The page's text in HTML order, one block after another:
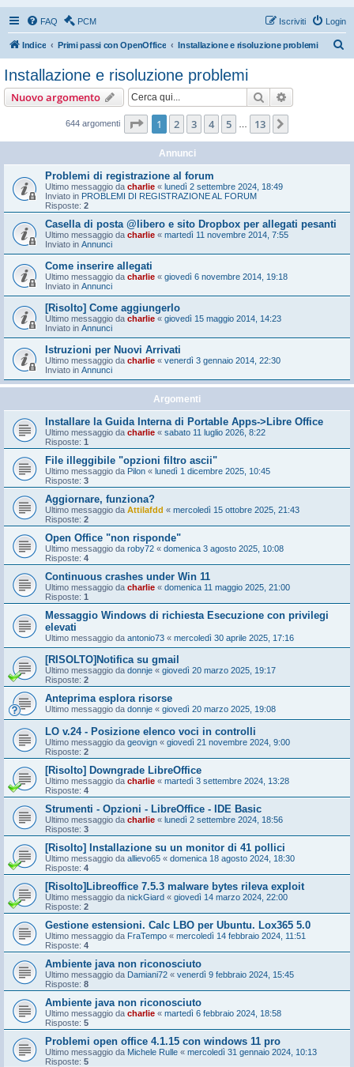
FAQ PCM Login
Iscriviti
Indice Primi passi con OpenOffice Installazione e risoluzione problemi
Installazione e risoluzione problemi
Nuovo argomento Cerca
644 argomenti Pagina di 13
1 2 3 4 5 13
Annunci
Problemi di registrazione al forum
Ultimo messaggio da charlie « lunedì 2 settembre 2024, 18:49
Inviato in PROBLEMI DI REGISTRAZIONE AL FORUM
Risposte: 2
Casella di posta @libero e sito Dropbox per allegati pesanti
Ultimo messaggio da charlie « martedì 11 novembre 2014, 7:55
Inviato in Annunci
Come inserire allegati
Ultimo messaggio da charlie « giovedì 6 novembre 2014, 19:18
Inviato in Annunci
[Risolto] Come aggiungerlo
Ultimo messaggio da charlie « giovedì 15 maggio 2014, 14:23
Inviato in Annunci
Istruzioni per Nuovi Arrivati
Ultimo messaggio da charlie « venerdì 3 gennaio 2014, 22:30
Inviato in Annunci
Argomenti
Installare la Guida Interna di Portable Apps->Libre Office
Ultimo messaggio da charlie « sabato 11 luglio 2026, 8:22
Risposte: 1
File illeggibile "opzioni filtro ascii"
Ultimo messaggio da Pilon « lunedì 1 dicembre 2025, 10:45
Risposte: 3
Aggiornare, funziona?
Ultimo messaggio da Attilafdd « mercoledì 15 ottobre 2025, 21:43
Risposte: 2
Open Office "non risponde"
Ultimo messaggio da roby72 « domenica 3 agosto 2025, 10:08
Risposte: 4
Continuous crashes under Win 11
Ultimo messaggio da charlie « domenica 11 maggio 2025, 21:00
Risposte: 1
Messaggio Windows di richiesta Esecuzione con privilegi
elevati
Ultimo messaggio da antonio73 « mercoledì 30 aprile 2025, 17:16
[RISOLTO]Notifica su gmail
Ultimo messaggio da donnje « giovedì 20 marzo 2025, 19:17
Risposte: 2
Anteprima esplora risorse
Ultimo messaggio da donnje « giovedì 20 marzo 2025, 19:08
LO v.24 - Posizione elenco voci in controlli
Ultimo messaggio da geovign « giovedì 21 novembre 2024, 9:00
Risposte: 2
[Risolto] Downgrade LibreOffice
Ultimo messaggio da charlie « martedì 3 settembre 2024, 13:28
Risposte: 4
Strumenti - Opzioni - LibreOffice - IDE Basic
Ultimo messaggio da charlie « lunedì 2 settembre 2024, 18:56
Risposte: 3
[Risolto] Installazione su un monitor di 41 pollici
Ultimo messaggio da allievo65 « domenica 18 agosto 2024, 18:30
Risposte: 4
[Risolto]Libreoffice 7.5.3 malware bytes rileva exploit
Ultimo messaggio da nickGiard « giovedì 14 marzo 2024, 22:00
Risposte: 2
Gestione estensioni. Calc LBO per Ubuntu. Lox365 5.0
Ultimo messaggio da FraTempo « mercoledì 14 febbraio 2024, 11:51
Risposte: 4
Ambiente java non riconosciuto
Ultimo messaggio da Damiani72 « venerdì 9 febbraio 2024, 15:45
Risposte: 8
Ambiente java non riconosciuto
Ultimo messaggio da charlie « martedì 6 febbraio 2024, 18:58
Risposte: 5
Problemi open office 4.1.15 con windows 11 pro
Ultimo messaggio da Michele Rulle « mercoledì 31 gennaio 2024, 10:13
Risposte: 5